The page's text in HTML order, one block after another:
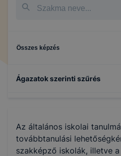
Összes képzés
Ágazatok szerinti szűrés
Építőipar
Az általános iskolai
továbbtanulási
szakképző iskolák, illetve